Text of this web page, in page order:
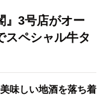
』3号店がオー
ペシャル牛タ
味しい地酒を落ち着